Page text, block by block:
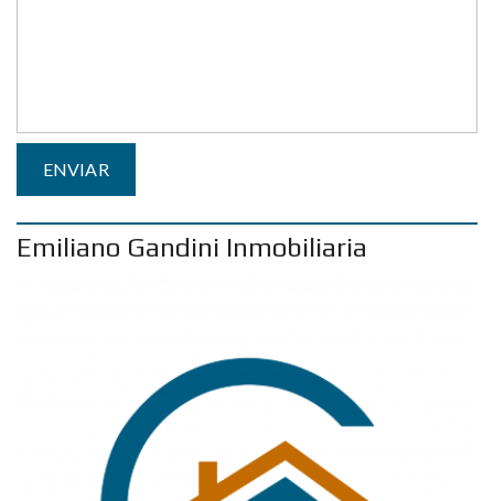
Emiliano Gandini Inmobiliaria